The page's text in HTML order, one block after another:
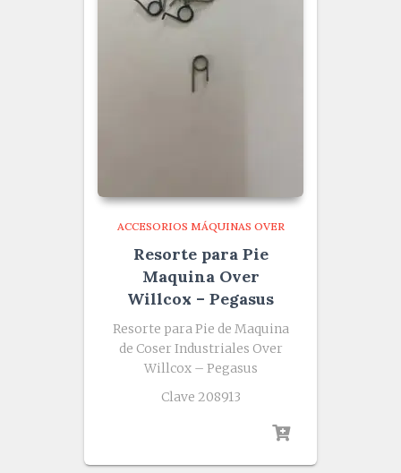
ACCESORIOS MÁQUINAS OVER
Resorte para Pie
Maquina Over
Willcox – Pegasus
Resorte para Pie de Maquina
de Coser Industriales Over
Willcox – Pegasus
Clave 208913